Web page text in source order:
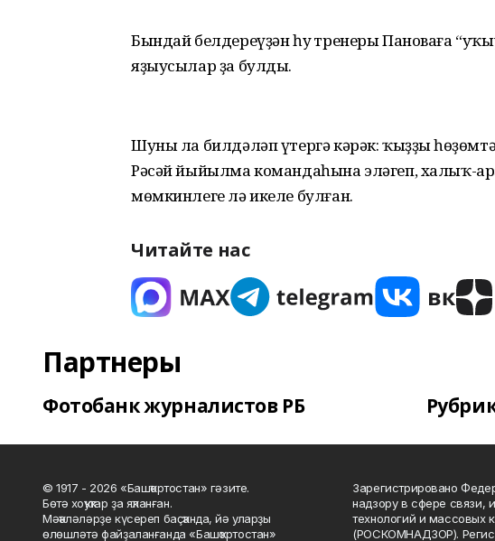
Бындай белдереүҙән һуң тренеры Пановаға
яҙыусылар ҙа булды.
Шуны ла билдәләп үтергә кәрәк: ҡыҙҙың
Рәсәй йыйылма командаһына эләгеп, халыҡ-
мөмкинлеге лә икеле булған.
Читайте нас
Партнеры
Фотобанк журналистов РБ
© 1917 - 2026 «Башҡортостан» гәзите.
Бөтә хоҡуҡтар ҙа яҡланған.
Мәҡәләләрҙе күсереп баҫҡанда, йә уларҙы
өлөшләтә файҙаланғанда «Башҡортостан»
Зарегистрировано
надзору в сфере связи,
технологий и массовых
(РОСКОМНАДЗОР).